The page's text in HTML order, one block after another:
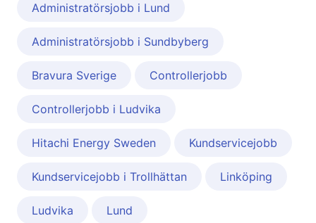
Administratörsjobb i Lund
Administratörsjobb i Sundbyberg
Bravura Sverige Controllerjobb
Controllerjobb i Ludvika
Hitachi Energy Sweden Kundservicejobb
Kundservicejobb i Trollhättan Linköping
Ludvika Lund